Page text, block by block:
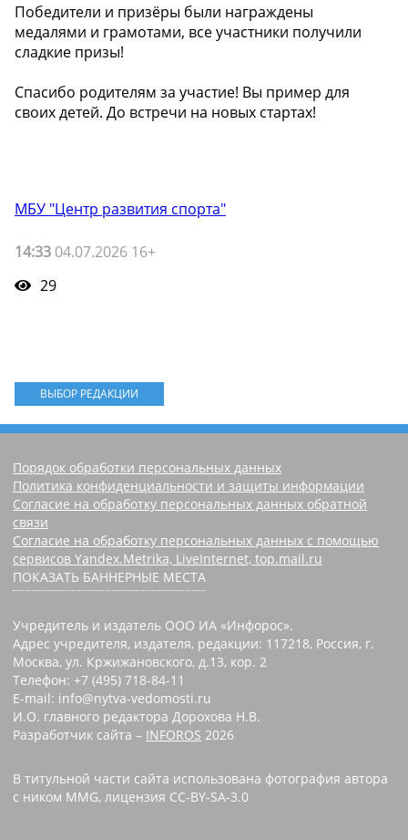
Победители и призёры были награждены
медалями и грамотами, все участники получили
сладкие призы!
Спасибо родителям за участие! Вы пример для
своих детей. До встречи на новых стартах!
МБУ "Центр развития спорта"
14:33 04.07.2026 16+
29
ВЫБОР РЕДАКЦИИ
Порядок обработки персональных данных
Политика конфиденциальности и защиты информации
Согласие на обработку персональных данных обратной
связи
Согласие на обработку персональных данных с помощью
сервисов Yandex.Metrika, LiveInternet, top.mail.ru
ПОКАЗАТЬ БАННЕРНЫЕ МЕСТА
Учредитель и издатель ООО ИА «Инфорос».
Адрес учредителя, издателя, редакции: 117218, Россия, г.
Москва, ул. Кржижановского, д.13, кор. 2
Телефон: +7 (495) 718-84-11
E-mail: info@nytva-vedomosti.ru
И.О. главного редактора Дорохова Н.В.
Разработчик сайта – INFOROS 2026
В титульной части сайта использована фотография автора
с ником MMG, лицензия CC-BY-SA-3.0